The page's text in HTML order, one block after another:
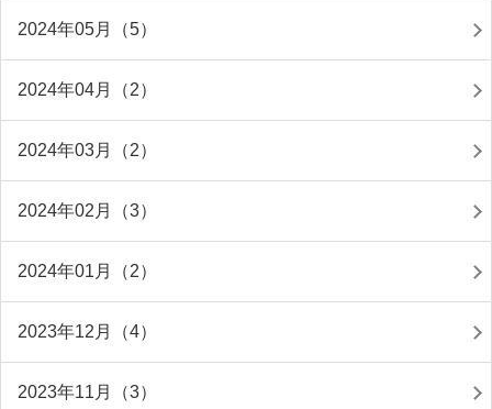
2024年05月（5）
2024年04月（2）
2024年03月（2）
2024年02月（3）
2024年01月（2）
2023年12月（4）
2023年11月（3）